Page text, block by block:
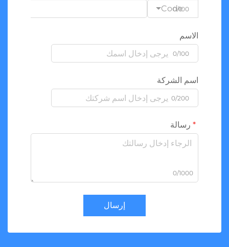
Code
0/100
الاسم
0/100
اسم الشركة
0/200
رسالة
0/1000
إرسال